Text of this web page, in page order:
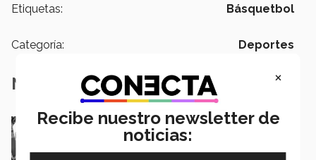
Etiquetas: Básquetbol
Categoría: Deportes
Notas Relacionadas
¡Invictos! Borregos Toluca son campeones,
ahora en juvenil
×
Recibe nuestro newsletter de
noticias: